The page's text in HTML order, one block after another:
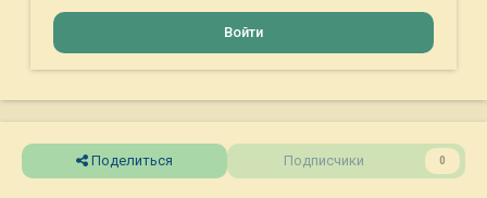
Войти
Поделиться Подписчики 0